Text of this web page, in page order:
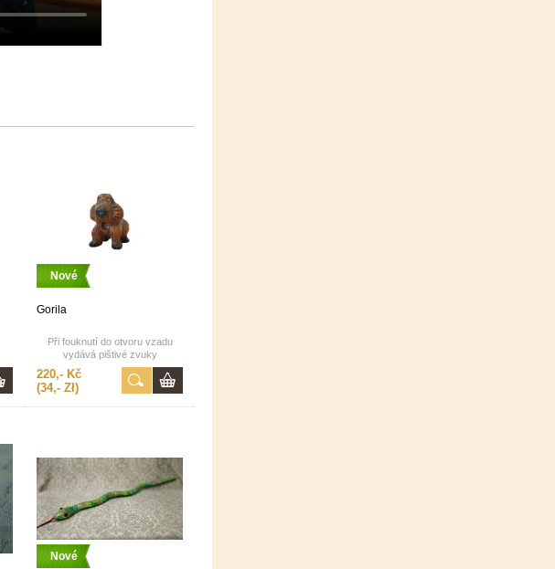
Nové
Gorila
Při fouknutí do otvoru vzadu
vydává pištivé zvuky
220,- Kč
(34,- Zł)
Nové